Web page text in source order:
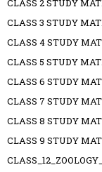
CLASS 2 STUDY
CLASS 3 STUDY
CLASS 4 STUDY
CLASS 5 STUDY
CLASS 6 STUDY
CLASS 7 STUDY
CLASS 8 STUDY
CLASS 9 STUDY